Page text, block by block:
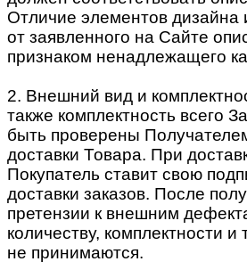
Отличие элементов
от заявленного на Сайте
признаком ненадлежащего
2. Внешний вид и
также комплектность всего
быть проверены
доставки Товара. При
Покупатель ставит свою
доставки заказов. После
претензии к внешним
количеству, комплектности
не принимаются.